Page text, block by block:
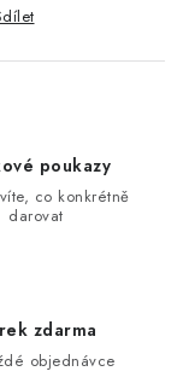
poukazy
co konkrétně
darovat
zdarma
objednávce